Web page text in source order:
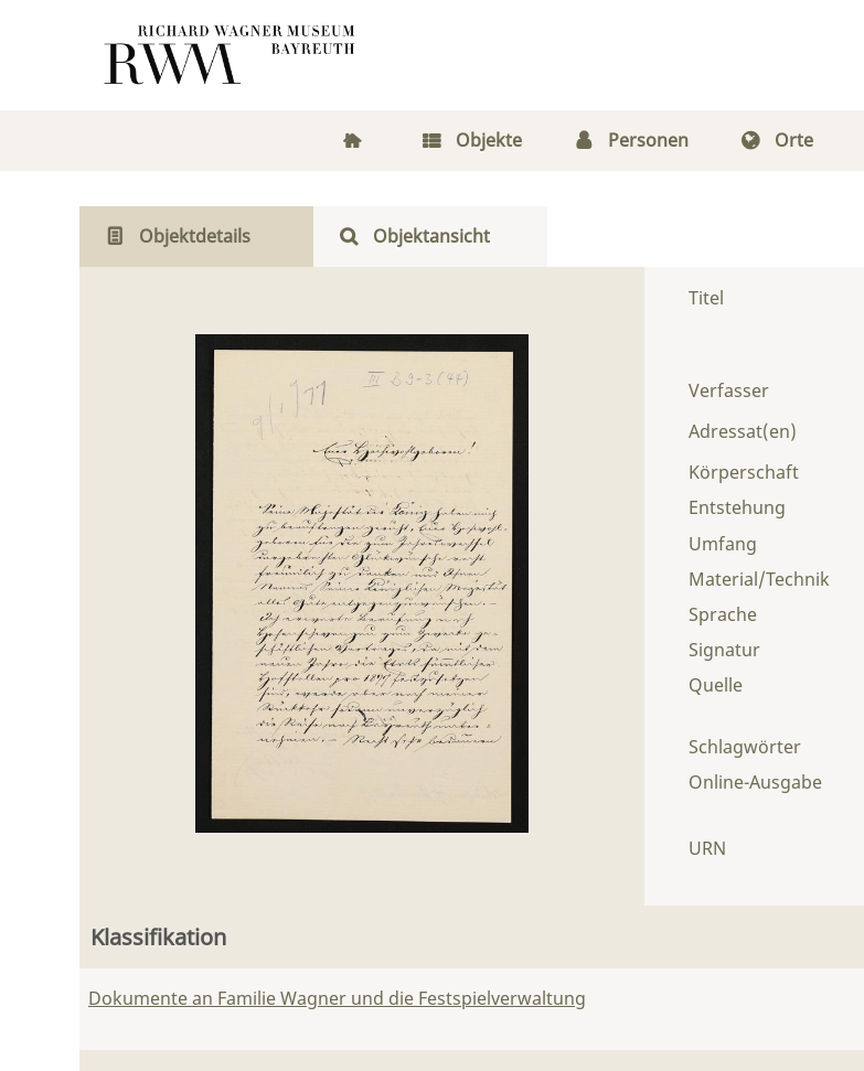
Objekte Personen Orte
Objektdetails Objektansicht
Titel
Verfasser
Adressat(en)
Körperschaft
Entstehung
Umfang
Material/Technik
Sprache
Signatur
Quelle
Schlagwörter
Online-Ausgabe
URN
Klassifikation
Dokumente an Familie Wagner und die Festspielverwaltung